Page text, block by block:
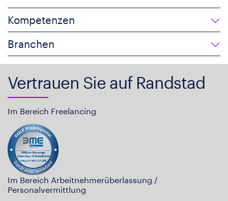
Kompetenzen
Branchen
Vertrauen Sie auf Randstad
Im Bereich Freelancing
Im Bereich Arbeitnehmerüberlassung /
Personalvermittlung